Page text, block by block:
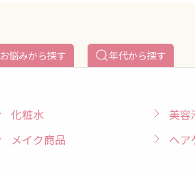
お悩みから探す 年代から探す
化粧水 美容
メイク商品 ヘア